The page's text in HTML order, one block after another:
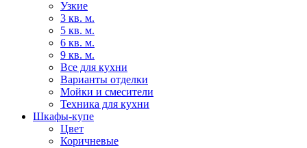
Узкие
3 кв. м.
5 кв. м.
6 кв. м.
9 кв. м.
Все для кухни
Варианты отделки
Мойки и смесители
Техника для кухни
Шкафы-купе
Цвет
Коричневые